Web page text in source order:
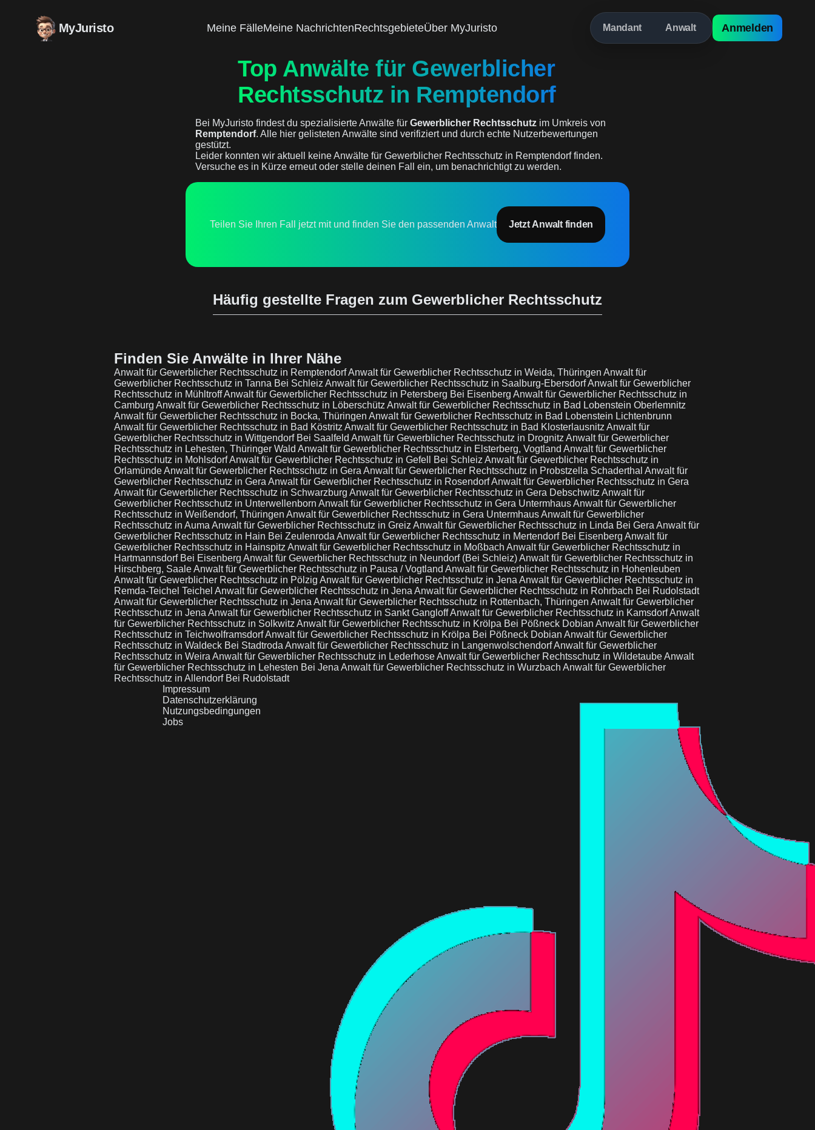
MyJuristo Meine FälleMeine NachrichtenRechtsgebieteÜber MyJuristo Mandant Anwalt Anmelden
Top Anwälte für Gewerblicher
Rechtsschutz in Remptendorf
Bei MyJuristo findest du spezialisierte Anwälte für Gewerblicher Rechtsschutz im Umkreis von
Remptendorf. Alle hier gelisteten Anwälte sind verifiziert und durch echte Nutzerbewertungen
gestützt.
Leider konnten wir aktuell keine Anwälte für Gewerblicher Rechtsschutz in Remptendorf finden.
Versuche es in Kürze erneut oder stelle deinen Fall ein, um benachrichtigt zu werden.
Teilen Sie Ihren Fall jetzt mit und finden Sie den passenden Anwalt Jetzt Anwalt finden
Häufig gestellte Fragen zum Gewerblicher Rechtsschutz
Finden Sie Anwälte in Ihrer Nähe
Anwalt für Gewerblicher Rechtsschutz in RemptendorfAnwalt für Gewerblicher Rechtsschutz in Weida, Thüringen Anwalt für
Gewerblicher Rechtsschutz in Tanna Bei Schleiz Anwalt für Gewerblicher Rechtsschutz in Saalburg-EbersdorfAnwalt für Gewerblicher
Rechtsschutz in MühltroffAnwalt für Gewerblicher Rechtsschutz in Petersberg Bei Eisenberg Anwalt für Gewerblicher Rechtsschutz in
Camburg Anwalt für Gewerblicher Rechtsschutz in Löberschütz Anwalt für Gewerblicher Rechtsschutz in Bad Lobenstein Oberlemnitz
Anwalt für Gewerblicher Rechtsschutz in Bocka, Thüringen Anwalt für Gewerblicher Rechtsschutz in Bad Lobenstein Lichtenbrunn
Anwalt für Gewerblicher Rechtsschutz in Bad Köstritz Anwalt für Gewerblicher Rechtsschutz in Bad Klosterlausnitz Anwalt für
Gewerblicher Rechtsschutz in Wittgendorf Bei Saalfeld Anwalt für Gewerblicher Rechtsschutz in Drognitz Anwalt für Gewerblicher
Rechtsschutz in Lehesten, Thüringer Wald Anwalt für Gewerblicher Rechtsschutz in Elsterberg, Vogtland Anwalt für Gewerblicher
Rechtsschutz in MohlsdorfAnwalt für Gewerblicher Rechtsschutz in Gefell Bei Schleiz Anwalt für Gewerblicher Rechtsschutz in
OrlamündeAnwalt für Gewerblicher Rechtsschutz in Gera Anwalt für Gewerblicher Rechtsschutz in Probstzella Schaderthal Anwalt für
Gewerblicher Rechtsschutz in Gera Anwalt für Gewerblicher Rechtsschutz in RosendorfAnwalt für Gewerblicher Rechtsschutz in Gera
Anwalt für Gewerblicher Rechtsschutz in Schwarzburg Anwalt für Gewerblicher Rechtsschutz in Gera Debschwitz Anwalt für
Gewerblicher Rechtsschutz in Unterwellenborn Anwalt für Gewerblicher Rechtsschutz in Gera UntermhausAnwalt für Gewerblicher
Rechtsschutz in Weißendorf, Thüringen Anwalt für Gewerblicher Rechtsschutz in Gera UntermhausAnwalt für Gewerblicher
Rechtsschutz in Auma Anwalt für Gewerblicher Rechtsschutz in Greiz Anwalt für Gewerblicher Rechtsschutz in Linda Bei Gera Anwalt für
Gewerblicher Rechtsschutz in Hain Bei Zeulenroda Anwalt für Gewerblicher Rechtsschutz in Mertendorf Bei Eisenberg Anwalt für
Gewerblicher Rechtsschutz in Hainspitz Anwalt für Gewerblicher Rechtsschutz in Moßbach Anwalt für Gewerblicher Rechtsschutz in
Hartmannsdorf Bei Eisenberg Anwalt für Gewerblicher Rechtsschutz in Neundorf (Bei Schleiz)Anwalt für Gewerblicher Rechtsschutz in
Hirschberg, SaaleAnwalt für Gewerblicher Rechtsschutz in Pausa / Vogtland Anwalt für Gewerblicher Rechtsschutz in Hohenleuben
Anwalt für Gewerblicher Rechtsschutz in Pölzig Anwalt für Gewerblicher Rechtsschutz in Jena Anwalt für Gewerblicher Rechtsschutz in
Remda-Teichel Teichel Anwalt für Gewerblicher Rechtsschutz in Jena Anwalt für Gewerblicher Rechtsschutz in Rohrbach Bei Rudolstadt
Anwalt für Gewerblicher Rechtsschutz in Jena Anwalt für Gewerblicher Rechtsschutz in Rottenbach, Thüringen Anwalt für Gewerblicher
Rechtsschutz in Jena Anwalt für Gewerblicher Rechtsschutz in Sankt GangloffAnwalt für Gewerblicher Rechtsschutz in KamsdorfAnwalt
für Gewerblicher Rechtsschutz in Solkwitz Anwalt für Gewerblicher Rechtsschutz in Krölpa Bei Pößneck Dobian Anwalt für Gewerblicher
Rechtsschutz in TeichwolframsdorfAnwalt für Gewerblicher Rechtsschutz in Krölpa Bei Pößneck Dobian Anwalt für Gewerblicher
Rechtsschutz in Waldeck Bei Stadtroda Anwalt für Gewerblicher Rechtsschutz in LangenwolschendorfAnwalt für Gewerblicher
Rechtsschutz in Weira Anwalt für Gewerblicher Rechtsschutz in LederhoseAnwalt für Gewerblicher Rechtsschutz in WildetaubeAnwalt
für Gewerblicher Rechtsschutz in Lehesten Bei Jena Anwalt für Gewerblicher Rechtsschutz in Wurzbach Anwalt für Gewerblicher
Rechtsschutz in Allendorf Bei Rudolstadt
Impressum
Datenschutzerklärung
Nutzungsbedingungen
Jobs